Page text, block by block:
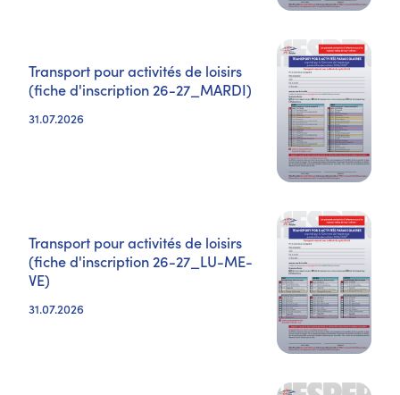
Transport pour activités de loisirs
(fiche d'inscription 26-27_MARDI)
31.07.2026
Transport pour activités de loisirs
(fiche d'inscription 26-27_LU-ME-
VE)
31.07.2026